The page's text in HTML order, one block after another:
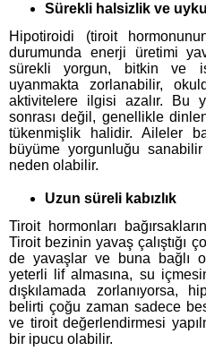
Sürekli halsizlik ve
Hipotiroidi (tiroit
durumunda enerji üretimi
sürekli yorgun, bitkin ve
uyanmakta zorlanabilir,
aktivitelere ilgisi azalır. Bu
sonrası değil, genellikle
tükenmişlik halidir. Aileler
büyüme yorgunluğu
neden olabilir.
Uzun süreli kabızlık
Tiroit hormonları
Tiroit bezinin yavaş çalıştığı
de yavaşlar ve buna bağlı
yeterli lif almasına, su
dışkılamada zorlanıyorsa,
belirti çoğu zaman sadece
ve tiroit değerlendirmesi
bir ipucu olabilir.